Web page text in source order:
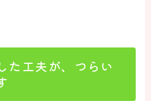
た工夫が、つらい